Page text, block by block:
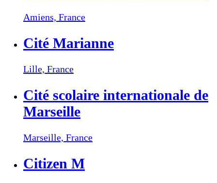
Amiens, France
Cité Marianne
Lille, France
Cité scolaire internationale de
Marseille
Marseille, France
Citizen M